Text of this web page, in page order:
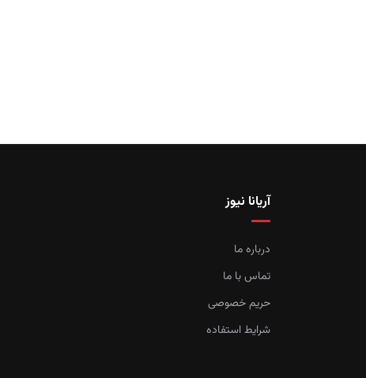
آریانا نیوز
درباره ما
تماس با ما
حریم خصوصی
شرایط استفاده